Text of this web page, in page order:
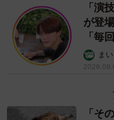
「演
が登
「毎
続々ま
「そ